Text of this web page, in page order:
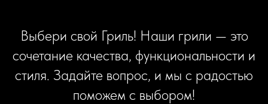
Выбери свой Гриль! Наши грили — это
сочетание качества, функциональности и
стиля. Задайте вопрос, и мы с радостью
поможем с выбором!